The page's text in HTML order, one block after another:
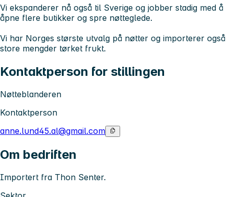
Vi ekspanderer nå også til Sverige og jobber stadig med å
åpne flere butikker og spre nøtteglede.
Vi har Norges største utvalg på nøtter og importerer også
store mengder tørket frukt.
Kontaktperson for stillingen
Nøtteblanderen
Kontaktperson
anne.lund45.al@gmail.com
Om bedriften
Importert fra Thon Senter.